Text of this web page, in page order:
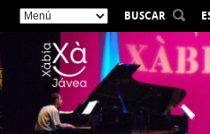
BUSCAR